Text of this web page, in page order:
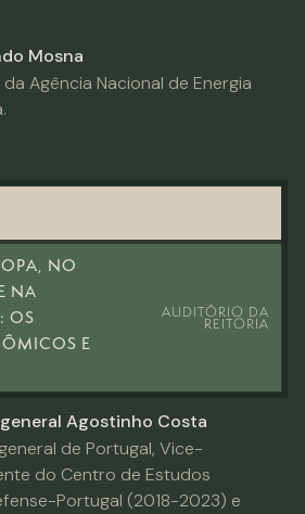
Mosna
Agência Nacional de Energia
NO
NA
OS
E
AUDITÓRIO DA
REITORIA
Agostinho Costa
de Portugal, Vice-
do Centro de Estudos
Portugal (2018-2023) e